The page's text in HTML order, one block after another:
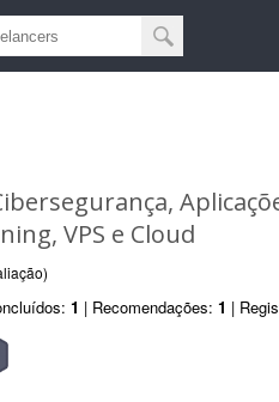
VPS e Cloud
1 | Recomendações: 1 |